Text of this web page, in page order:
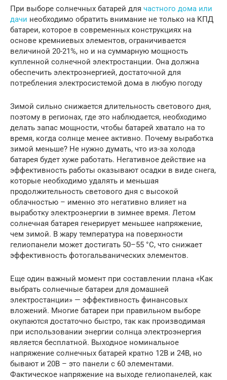
При выборе солнечных батарей для частного дома или
дачи необходимо обратить внимание не только на КПД
батареи, которое в современных конструкциях на
основе кремниевых элементов, ограничивается
величиной 20-21%, но и на суммарную мощность
купленной солнечной электростанции. Она должна
обеспечить электроэнергией, достаточной для
потребления электросистемой дома в любую погоду
Зимой сильно снижается длительность светового дня,
поэтому в регионах, где это наблюдается, необходимо
делать запас мощности, чтобы батарей хватало на то
время, когда солнце менее активно. Почему выработка
зимой меньше? Не нужно думать, что из-за холода
батарея будет хуже работать. Негативное действие на
эффективность работы оказывают осадки в виде снега,
которые необходимо удалять и меньшая
продолжительность светового дня с высокой
облачностью – именно это негативно влияет на
выработку электроэнергии в зимнее время. Летом
солнечная батарея генерирует меньшее напряжение,
чем зимой. В жару температура на поверхности
гелиопанели может достигать 50–55 °С, что снижает
эффективность фотогальванических элементов.
Еще один важный момент при составлении плана «Как
выбрать солнечные батареи для домашней
электростанции» — эффективность финансовых
вложений. Многие батареи при правильном выборе
окупаются достаточно быстро, так как производимая
при использовании энергии солнца электроэнергия
является бесплатной. Выходное номинальное
напряжение солнечных батарей кратно 12В и 24В, но
бывают и 20В – это панели с 60 элементами.
Фактическое напряжение на выходе гелиопанелей, как